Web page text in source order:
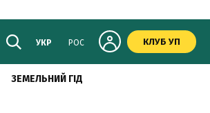
УКР РОС КЛУБ УП
ЗЕМЕЛЬНИЙ ГІД